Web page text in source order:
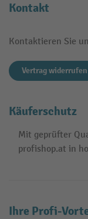
Kontakt
Kontaktieren Sie
Vertrag widerrufen
Käuferschutz
Mit geprüfter
profishop.at in
Ihre Profi-